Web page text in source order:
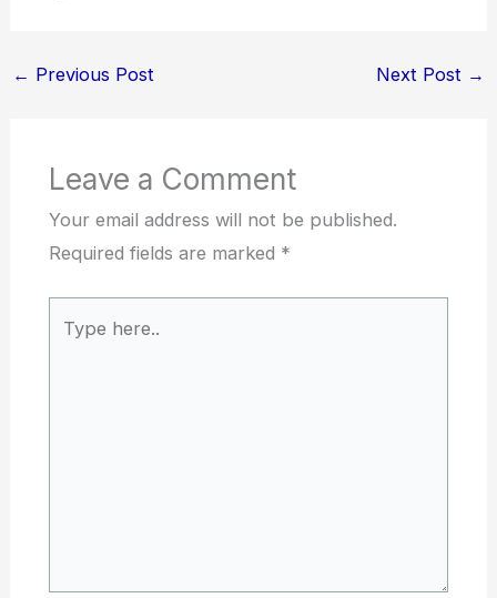
← Previous Post Next Post →
Leave a Comment
Your email address will not be published.
Required fields are marked *
here..